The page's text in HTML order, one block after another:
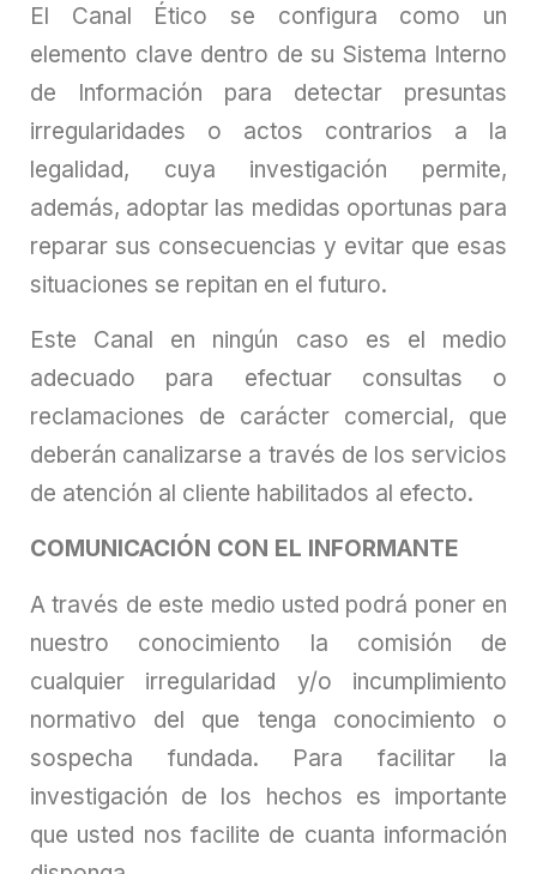
El Canal Ético se configura como un
elemento clave dentro de su Sistema Interno
de Información para detectar presuntas
irregularidades o actos contrarios a la
legalidad, cuya investigación permite,
además, adoptar las medidas oportunas para
reparar sus consecuencias y evitar que esas
situaciones se repitan en el futuro.
Este Canal en ningún caso es el medio
adecuado para efectuar consultas o
reclamaciones de carácter comercial, que
deberán canalizarse a través de los servicios
de atención al cliente habilitados al efecto.
COMUNICACIÓN CON EL INFORMANTE
A través de este medio usted podrá poner en
nuestro conocimiento la comisión de
cualquier irregularidad y/o incumplimiento
normativo del que tenga conocimiento o
sospecha fundada. Para facilitar la
investigación de los hechos es importante
que usted nos facilite de cuanta información